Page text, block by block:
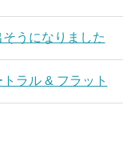
そうになりました
ラル & フラット